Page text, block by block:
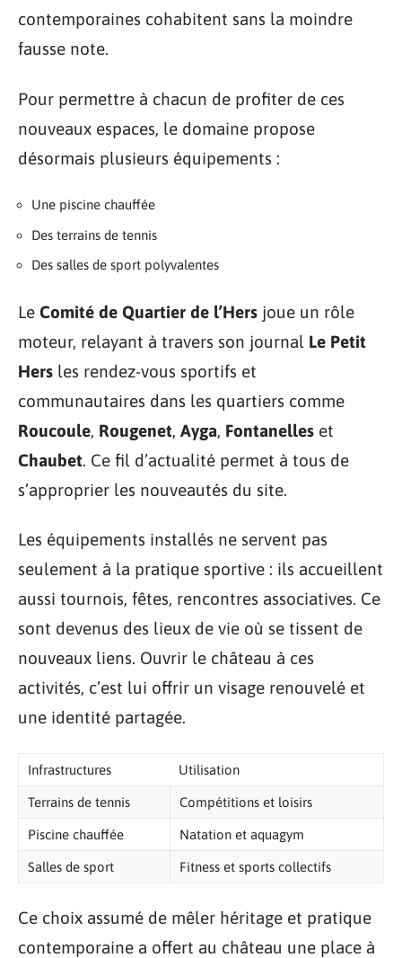
contemporaines cohabitent sans la moindre
fausse note.
Pour permettre à chacun de profiter de ces
nouveaux espaces, le domaine propose
désormais plusieurs équipements :
Une piscine chauffée
Des terrains de tennis
Des salles de sport polyvalentes
Le Comité de Quartier de l’Hers joue un rôle
moteur, relayant à travers son journal Le Petit
Hers les rendez-vous sportifs et
communautaires dans les quartiers comme
Roucoule, Rougenet, Ayga, Fontanelles et
Chaubet. Ce fil d’actualité permet à tous de
s’approprier les nouveautés du site.
Les équipements installés ne servent pas
seulement à la pratique sportive : ils accueillent
aussi tournois, fêtes, rencontres associatives. Ce
sont devenus des lieux de vie où se tissent de
nouveaux liens. Ouvrir le château à ces
activités, c’est lui offrir un visage renouvelé et
une identité partagée.
Infrastructures Utilisation
Terrains de tennis Compétitions et loisirs
Piscine chauffée Natation et aquagym
Salles de sport Fitness et sports collectifs
Ce choix assumé de mêler héritage et pratique
contemporaine a offert au château une place à